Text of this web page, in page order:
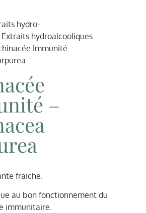
hydro-
Extraits hydroalcooliques
Immunité –
–
fraiche.
au bon fonctionnement du
immunitaire.